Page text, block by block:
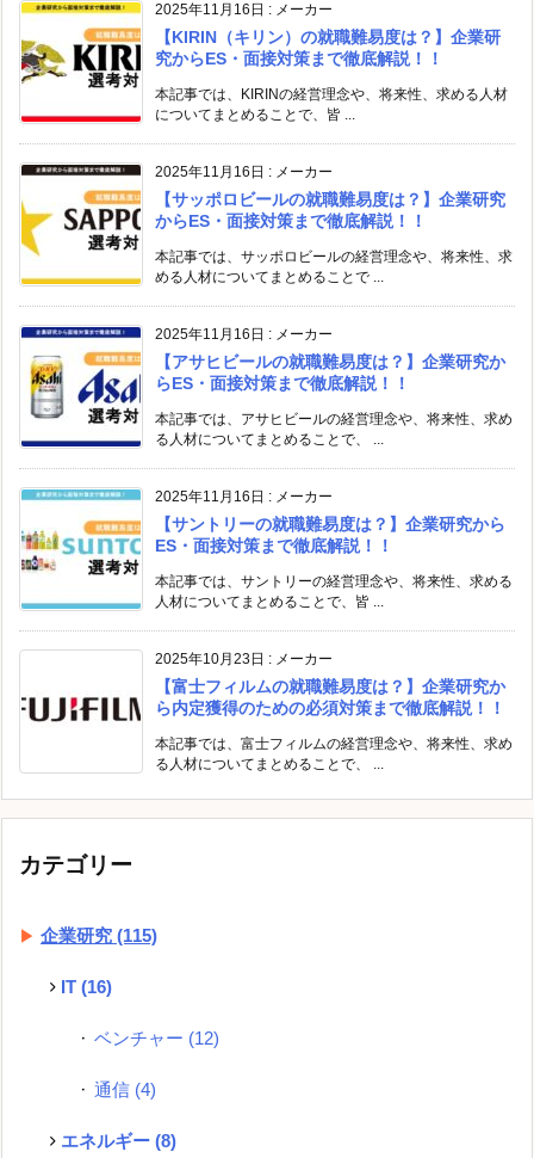
2025年11月16日 : メーカー
【KIRIN（キリン）の就職難易度は？】企業研
究からES・面接対策まで徹底解説！！
本記事では、KIRINの経営理念や、将来性、求める人材
についてまとめることで、皆 ...
2025年11月16日 : メーカー
【サッポロビールの就職難易度は？】企業研究
からES・面接対策まで徹底解説！！
本記事では、サッポロビールの経営理念や、将来性、求
める人材についてまとめることで ...
2025年11月16日 : メーカー
【アサヒビールの就職難易度は？】企業研究か
らES・面接対策まで徹底解説！！
本記事では、アサヒビールの経営理念や、将来性、求め
る人材についてまとめることで、 ...
2025年11月16日 : メーカー
【サントリーの就職難易度は？】企業研究から
ES・面接対策まで徹底解説！！
本記事では、サントリーの経営理念や、将来性、求める
人材についてまとめることで、皆 ...
2025年10月23日 : メーカー
【富士フィルムの就職難易度は？】企業研究か
ら内定獲得のための必須対策まで徹底解説！！
本記事では、富士フィルムの経営理念や、将来性、求め
る人材についてまとめることで、 ...
カテゴリー
企業研究 (115)
IT (16)
ベンチャー (12)
通信 (4)
エネルギー (8)